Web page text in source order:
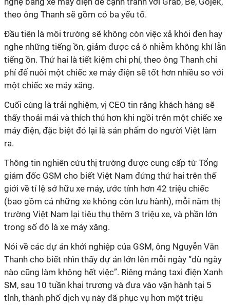
theo ông Thanh sẽ gồm có ba yếu tố.
Đầu tiên là môi trường sẽ không còn việc xả khói đen hay
nghe những tiếng ồn, giảm được cả ô nhiễm không khí lẫn
tiếng ồn. Thứ hai là tiết kiệm chi phí, theo ông Thanh chi
phí để nuôi một chiếc xe máy điện sẽ tốt hơn nhiều so với
một chiếc xe máy xăng.
Cuối cùng là trải nghiệm, vị CEO tin rằng khách hàng sẽ
thấy thoải mái và thích thú hơn khi ngồi trên một chiếc xe
máy điện, đặc biệt đó lại là sản phẩm do người Việt làm
ra.
Thông tin nghiên cứu thị trường được cung cấp từ Tổng
giám đốc GSM cho biết Việt Nam đứng thứ hai trên thế
giới về tỉ lệ sở hữu xe máy, ước tính hơn 42 triệu chiếc
(bao gồm cả những xe không còn lưu hành), mỗi năm thị
trường Việt Nam lại tiêu thụ thêm 3 triệu xe, và phần lớn
trong số đó là xe máy xăng.
Nói về các dự án khởi nghiệp của GSM, ông Nguyễn Văn
Thanh cho biết nhìn thấy dự án lớn lên mỗi ngày “dù ngày
nào cũng làm không hết việc”. Riêng mảng taxi điện Xanh
SM, sau 10 tuần khai trương và đưa vào vận hành tại 5
tỉnh, thành phố dịch vụ này đã phục vụ hơn một triệu